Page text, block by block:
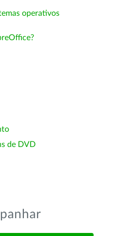
operativos
de DVD